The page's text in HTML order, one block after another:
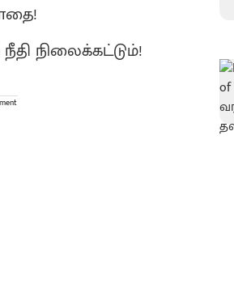
நிலைக்கட்டும்!